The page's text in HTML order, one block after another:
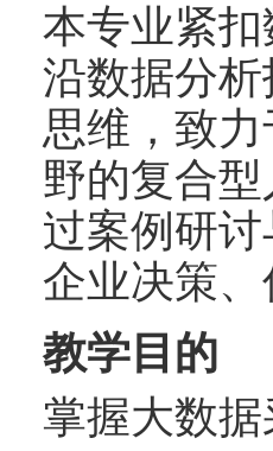
本专业紧
沿数据分
思维，致
野的复合
过案例研
企业决策
教学目的
掌握大数